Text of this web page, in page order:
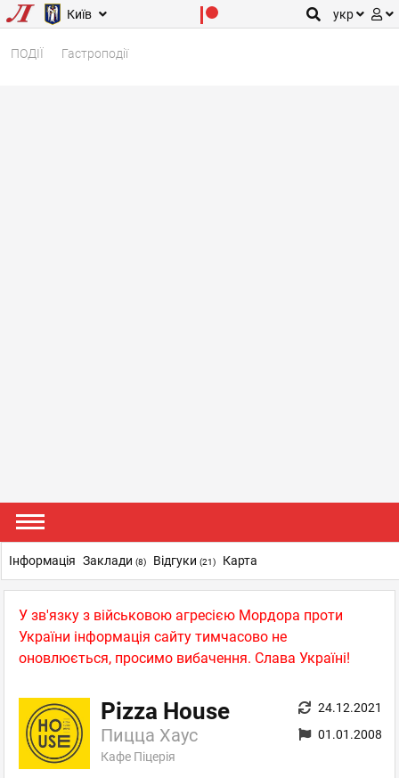
Київ укр
ПОДІЇ Гастроподії
У зв'язку з військовою агресією Мордора проти
України інформація сайту тимчасово не
оновлюється, просимо вибачення. Слава Україні!
Pizza House
Пицца Хаус
Кафе Піцерія
24.12.2021
01.01.2008
Інформація Заклади (8) Відгуки (21) Карта